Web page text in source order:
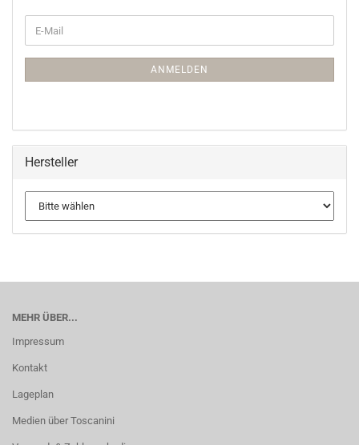
ANMELDEN
Hersteller
MEHR ÜBER...
Impressum
Kontakt
Lageplan
Medien über Toscanini